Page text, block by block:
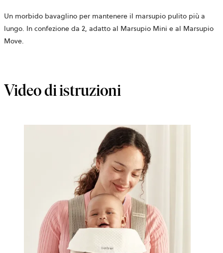
Un morbido bavaglino per mantenere il marsupio pulito più a
lungo. In confezione da 2, adatto al Marsupio Mini e al Marsupio
Move.
Video di istruzioni